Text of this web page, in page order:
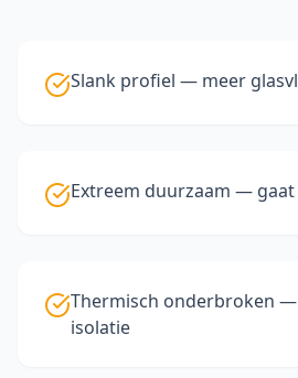
Slank profiel — meer
Extreem duurzaam — gaat
Thermisch onderbroken
isolatie